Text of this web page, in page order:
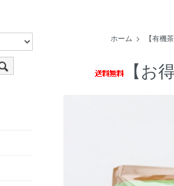
ホーム > 【有機
【お